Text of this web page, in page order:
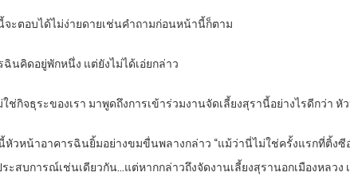
ะตอบได้ไม่ง่ายดายเช่นคำถามก่อนหน้านี้ก็ตาม
นคิดอยู่พักหนึ่ง แต่ยังไม่ได้เอ่ยกล่าว
ม่ใช่กิจธุระของเรา มาพูดถึงการเข้าร่วมงานจัดเลี้ยงสุรานี้อย่างไรดีกว่
วหน้าอาคารฉินยิ้มอย่างขมขื่นพลางกล่าว “แม้ว่านี่ไม่ใช่ครั้งแรกที่ติ้งซี
ะสบการณ์เช่นเดียวกัน…แต่หากกล่าวถึงจัดงานเลี้ยงสุรานอกเมืองหลวง